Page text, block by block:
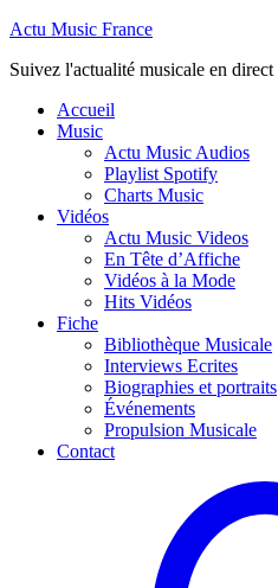
Actu Music France
Suivez l'actualité musicale en direct
Accueil
Music
Actu Music Audios
Playlist Spotify
Charts Music
Vidéos
Actu Music Videos
En Tête d’Affiche
Vidéos à la Mode
Hits Vidéos
Fiche
Bibliothèque Musicale
Interviews Ecrites
Biographies et portraits
Événements
Propulsion Musicale
Contact